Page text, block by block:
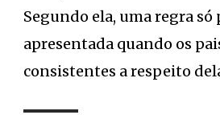
Segundo ela, uma regra só
apresentada quando os
consistentes a respeito